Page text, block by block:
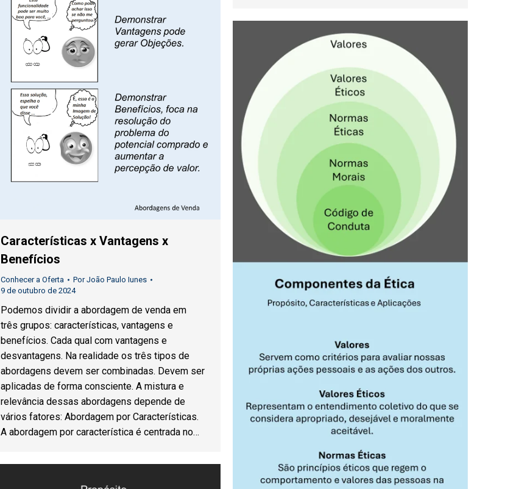
Características x Vantagens x
Benefícios
Conhecer a Oferta PorJoão Paulo Iunes
9 de outubro de 2024
Podemos dividir a abordagem de venda em
três grupos: características, vantagens e
benefícios. Cada qual com vantagens e
desvantagens. Na realidade os três tipos de
abordagens devem ser combinadas. Devem ser
aplicadas de forma consciente. A mistura e
relevância dessas abordagens depende de
vários fatores: Abordagem por Características.
A abordagem por característica é centrada no…